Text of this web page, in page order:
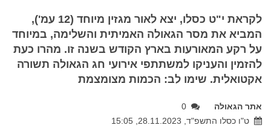
לקראת י"ט כסלו, יצא לאור מגזין מיוחד (12 עמ'),
המביא את מסר הגאולה האמיתית והשלימה, במיוחד
על רקע המאורעות בארץ הקודש בשנה זו. מהרו כעת
להזמין והעניקו למשתתפי אירועי חג הגאולה תשורה
אקטואלית. שימו לב: הכמות מצומצמת
אתר הגאולה
0
ט"ו כסלו התשפ"ד, 28.11.2023, 15:05